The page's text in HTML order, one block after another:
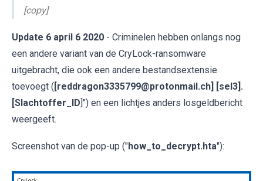
[copy]
Update 6 april 6 2020 - Criminelen hebben onlangs nog
een andere variant van de CryLock-ransomware
uitgebracht, die ook een andere bestandsextensie
toevoegt ([reddragon3335799@protonmail.ch] [sel3].
[Slachtoffer_ID]") en een lichtjes anders losgeldbericht
weergeeft.
Screenshot van de pop-up ("how_to_decrypt.hta"):